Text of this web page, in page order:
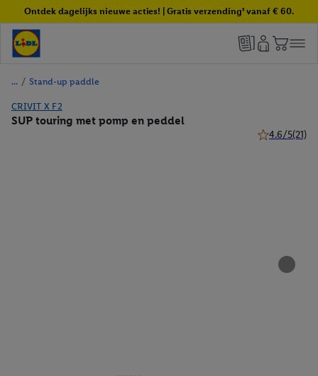
Ontdek dagelijks nieuwe acties! | Gratis verzending¹ vanaf € 60.
/ Stand-up paddle
CRIVIT X F2
SUP touring met pomp en peddel
4.6/5(21)